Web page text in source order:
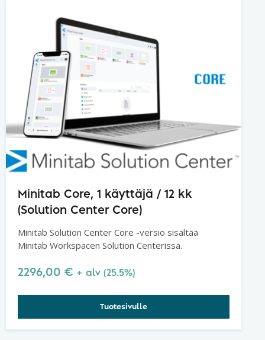
Minitab Core, 1 käyttäjä / 12 kk
(Solution Center Core)
Minitab Solution Center Core -versio sisältää
Minitab Workspacen Solution Centerissä.
2296,00 € + alv (25.5%)
Tuotesivulle